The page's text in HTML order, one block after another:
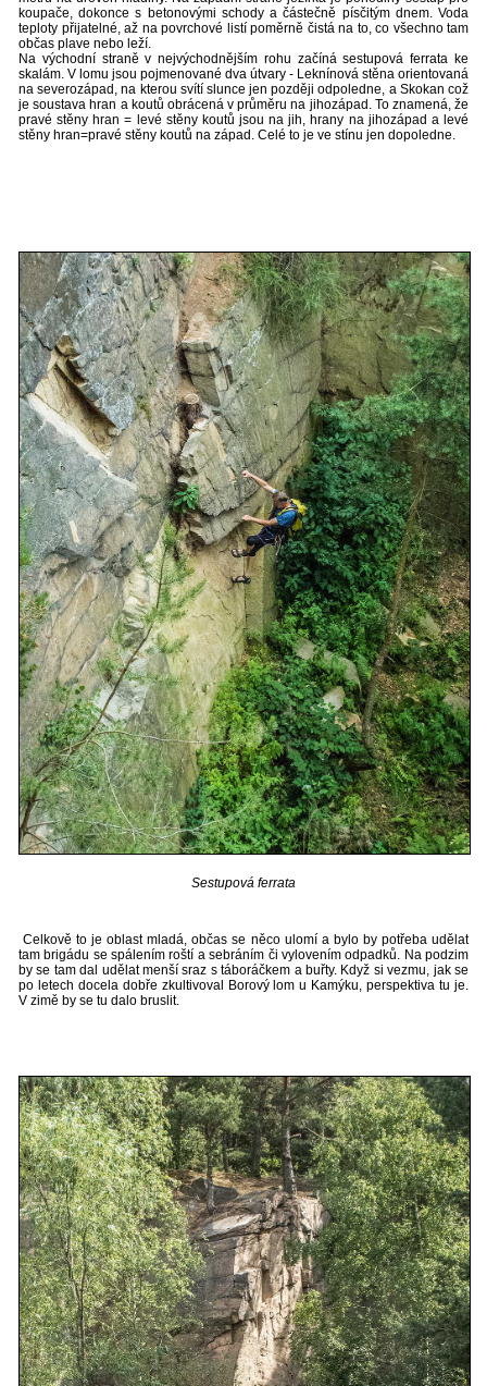
koupače, dokonce s betonovými schody a částečně písčitým dnem. Voda
teploty přijatelné, až na povrchové listí poměrně čistá na to, co všechno tam
občas plave nebo leží.
Na východní straně v nejvýchodnějším rohu začíná sestupová ferrata ke
skalám. V lomu jsou pojmenované dva útvary - Leknínová stěna orientovaná
na severozápad, na kterou svítí slunce jen později odpoledne, a Skokan což
je soustava hran a koutů obrácená v průměru na jihozápad. To znamená, že
pravé stěny hran = levé stěny koutů jsou na jih, hrany na jihozápad a levé
stěny hran=pravé stěny koutů na západ. Celé to je ve stínu jen dopoledne.
Sestupová ferrata
Celkově to je oblast mladá, občas se něco ulomí a bylo by potřeba udělat
tam brigádu se spálením roští a sebráním či vylovením odpadků. Na podzim
by se tam dal udělat menší sraz s táboráčkem a buřty. Když si vezmu, jak se
po letech docela dobře zkultivoval Borový lom u Kamýku, perspektiva tu je.
V zimě by se tu dalo bruslit.